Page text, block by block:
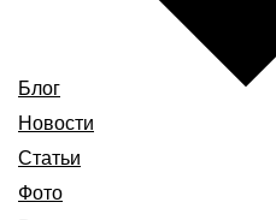
Блог
Новости
Статьи
Фото